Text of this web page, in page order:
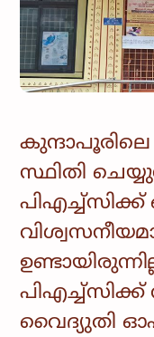
സ്ഥിതി
പിഎച്ച്സിക്ക്
വൈദ്യുതി